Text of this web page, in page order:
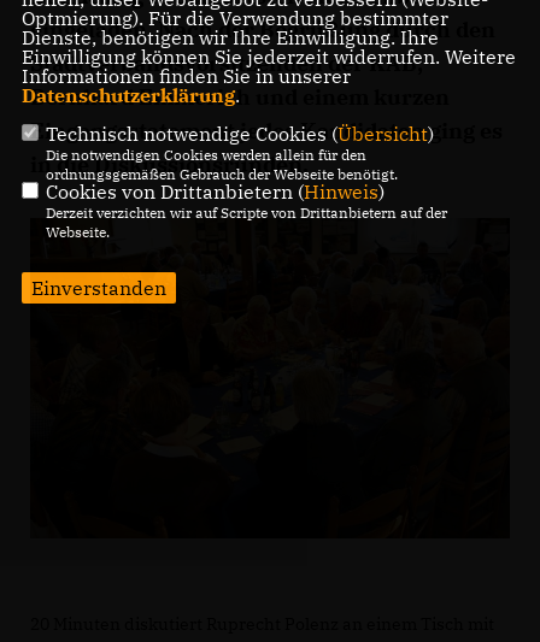
eingeladen. Nach der Begrüßung durch den
Stadtverbandsvorsitzenden der KAB,
Bernhard Emmerich und einem kurzen
Eingangsstatement jedes Kandidaten ging es
in die Diskussionsrunden.
Optmierung). Für die Verwendung bestimmter
Dienste, benötigen wir Ihre Einwilligung. Ihre
Einwilligung können Sie jederzeit widerrufen. Weitere
Informationen finden Sie in unserer
Datenschutzerklärung.
Technisch notwendige Cookies (Übersicht)
Die notwendigen Cookies werden allein für den
ordnungsgemäßen Gebrauch der Webseite benötigt.
Cookies von Drittanbietern (Hinweis)
Derzeit verzichten wir auf Scripte von Drittanbietern auf der
Webseite.
Einverstanden